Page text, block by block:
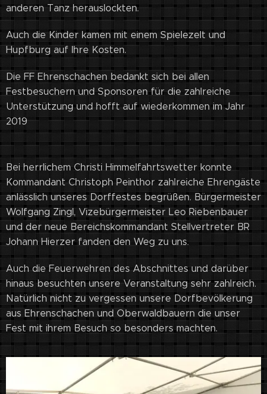
anderen Tanz herauslockten.
Auch die Kinder kamen mit einem Spielezelt und
Hupfburg auf Ihre Kosten.
Die FF Ehrenschachen bedankt sich bei allen
Festbesuchern und Sponsoren für die zahlreiche
Unterstützung und hofft auf wiederkommen im Jahr
2019
Bei herrlichem Christi Himmelfahrtswetter konnte
Kommandant Christoph Peinthor zahlreiche Ehrengäste
anlässlich unseres Dorffestes begrüßen. Bürgermeister
Wolfgang Zingl, Vizebürgermeister Leo Riebenbauer
und der neue Bereichskommandant Stellvertreter BR
Johann Hierzer fanden den Weg zu uns.
Auch die Feuerwehren des Abschnittes und darüber
hinaus besuchten unsere Veranstaltung sehr zahlreich.
Natürlich nicht zu vergessen unsere Dorfbevölkerung
aus Ehrenschachen und Oberwaldbauern die unser
Fest mit ihrem Besuch so besonders machten.